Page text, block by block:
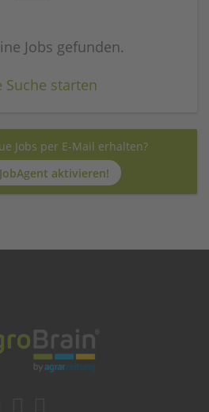
Jobs gefunden.
Suche starten
Jobs per E-Mail erhalten?
aktivieren!